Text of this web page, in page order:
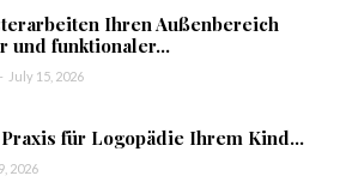
Ihren Außenbereich
und funktionaler...
- July 15, 2026
für Logopädie Ihrem Kind...
2026